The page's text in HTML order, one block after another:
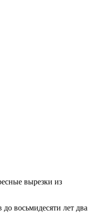
вырезки из
восьмидесяти лет два